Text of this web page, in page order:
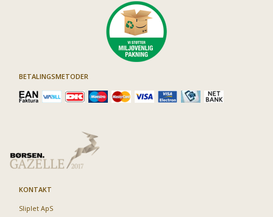
BETALINGSMETODER
KONTAKT
Sliplet ApS